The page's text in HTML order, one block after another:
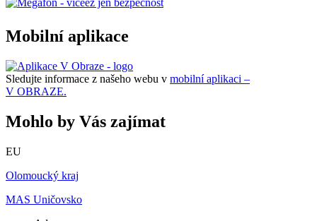
Mobilní aplikace
Sledujte informace z našeho webu v mobilní aplikaci –
V OBRAZE.
Mohlo by Vás zajímat
EU
Olomoucký kraj
MAS Uničovsko